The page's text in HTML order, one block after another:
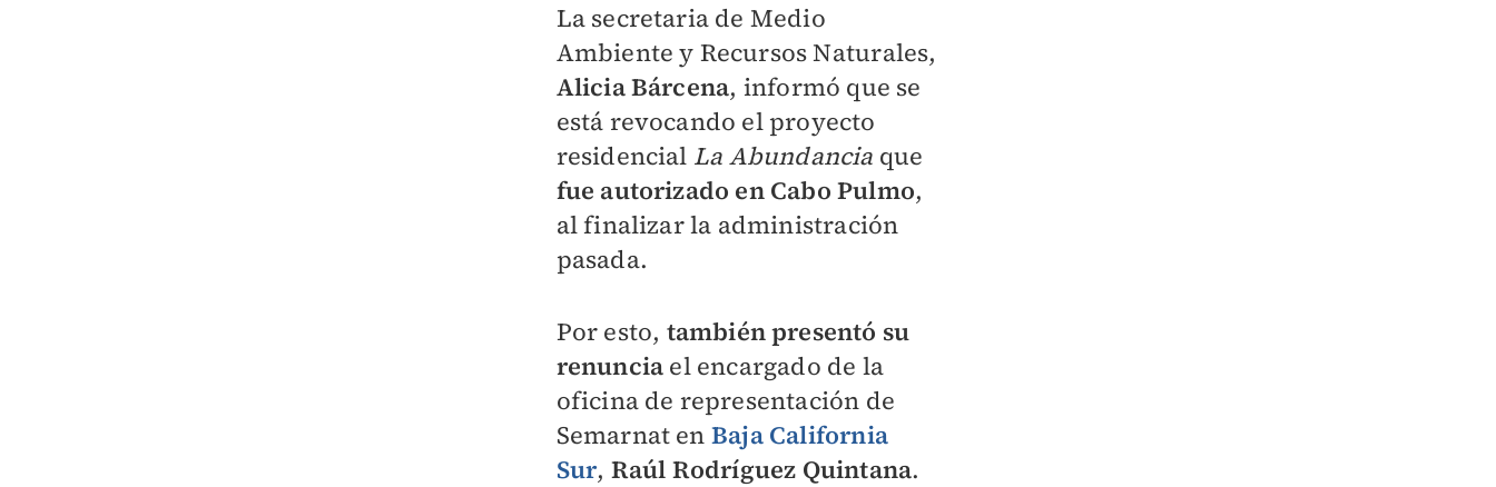
La secretaria de Medio
Ambiente y Recursos Naturales,
Alicia Bárcena, informó que se
está revocando el proyecto
residencial La Abundancia que
fue autorizado en Cabo Pulmo,
al finalizar la administración
pasada.
Por esto, también presentó su
renuncia el encargado de la
oficina de representación de
Semarnat en Baja California
Sur, Raúl Rodríguez Quintana.